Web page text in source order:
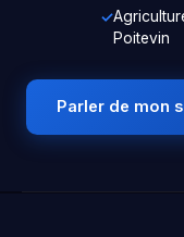
Poitevin
Parler de mon